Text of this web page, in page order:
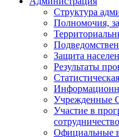
Структура
Полномочия,
Защита
Результаты
Учрежденные
Участие в
сотрудничество
Официальные